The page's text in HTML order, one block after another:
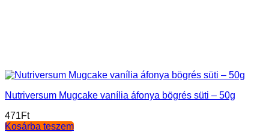
Nutriversum Mugcake vanília áfonya bögrés süti – 50g
471Ft
Kosárba teszem